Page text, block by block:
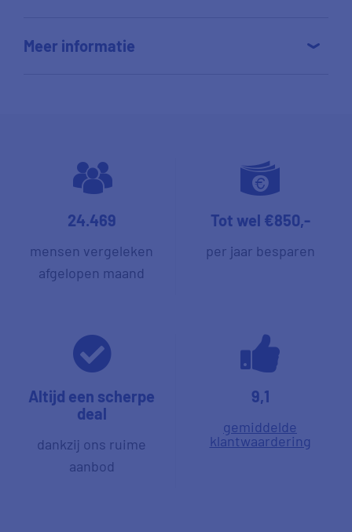
Meer informatie
24.469
mensen vergeleken
afgelopen maand
Tot wel €850,-
per jaar besparen
Altijd een scherpe
deal
dankzij ons ruime
aanbod
9,1
gemiddelde
klantwaardering